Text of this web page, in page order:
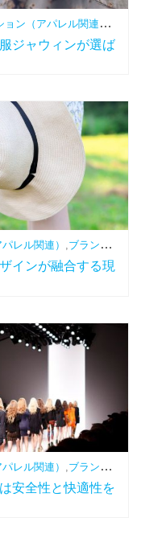
ン（アパレル関連） ,
ジャウィンが選ば
レル関連） ,ブランド ,
インが融合する現
レル関連） ブランド ,
安全性と快適性を